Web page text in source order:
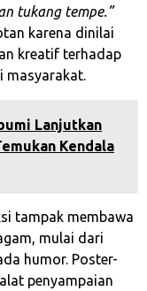
tukang tempe.”
karena dinilai
kreatif terhadap
masyarakat.
Lanjutkan
Kendala
tampak membawa
mulai dari
humor. Poster-
penyampaian